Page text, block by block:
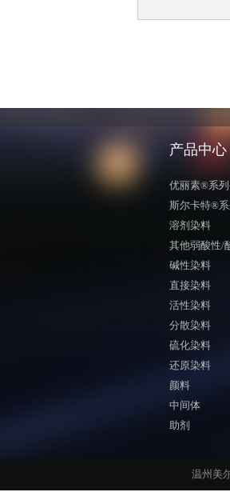
产品中心
优丽素®系
斯尔卡特®
溶剂染料
其他弱酸性/
碱性染料
直接染料
活性染料
分散染料
硫化染料
还原染料
颜料
中间体
助剂
温州美